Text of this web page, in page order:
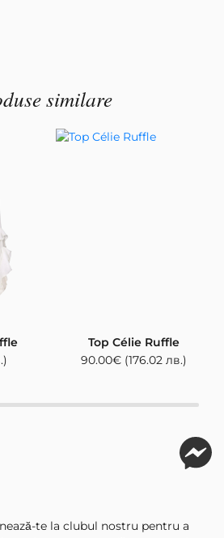
similare
Top Célie Ruffle
90.00€ (176.02 лв.)
te la clubul nostru pentru a